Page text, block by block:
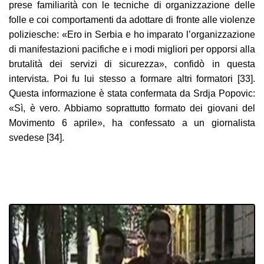
prese familiarità con le tecniche di organizzazione delle
folle e coi comportamenti da adottare di fronte alle violenze
poliziesche: «Ero in Serbia e ho imparato l’organizzazione
di manifestazioni pacifiche e i modi migliori per opporsi alla
brutalità dei servizi di sicurezza», confidò in questa
intervista. Poi fu lui stesso a formare altri formatori [33].
Questa informazione è stata confermata da Srdja Popovic:
«Sì, è vero. Abbiamo soprattutto formato dei giovani del
Movimento 6 aprile», ha confessato a un giornalista
svedese [34].